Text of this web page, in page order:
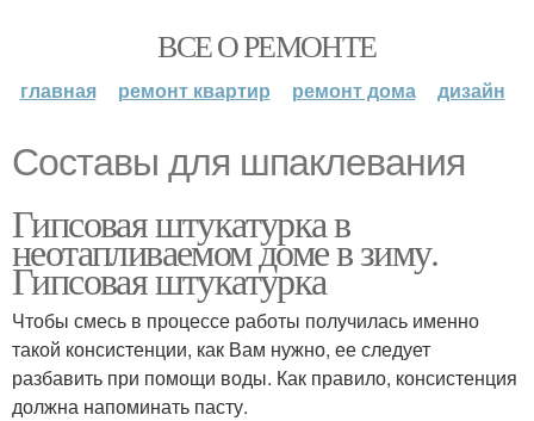
ВСЕ О РЕМОНТЕ
главная ремонт квартир ремонт дома дизайн
Составы для шпаклевания
Гипсовая штукатурка в
неотапливаемом доме в зиму.
Гипсовая штукатурка
Чтобы смесь в процессе работы получилась именно
такой консистенции, как Вам нужно, ее следует
разбавить при помощи воды. Как правило, консистенция
должна напоминать пасту.